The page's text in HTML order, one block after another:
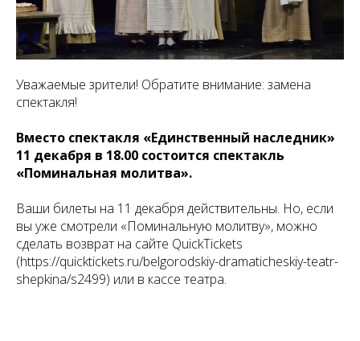
Уважаемые зрители! Обратите внимание: замена
спектакля!
Вместо спектакля «Единственный наследник»
11 декабря в 18.00 состоится спектакль
«Поминальная молитва».
Ваши билеты на 11 декабря действительны. Но, если
вы уже смотрели «Поминальную молитву», можно
сделать возврат на сайте QuickTickets
(https://quicktickets.ru/belgorodskiy-dramaticheskiy-teatr-
shepkina/s2499) или в кассе театра.